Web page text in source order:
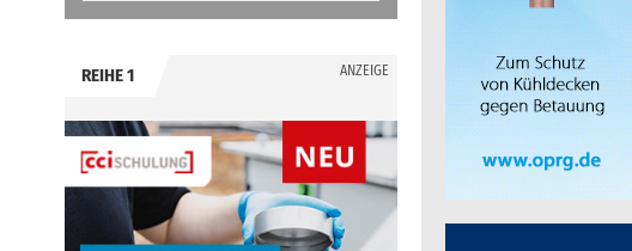
REIHE 1 ANZEIGE